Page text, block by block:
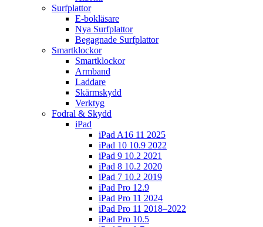
Surfplattor
E-bokläsare
Nya Surfplattor
Begagnade Surfplattor
Smartklockor
Smartklockor
Armband
Laddare
Skärmskydd
Verktyg
Fodral & Skydd
iPad
iPad A16 11 2025
iPad 10 10.9 2022
iPad 9 10.2 2021
iPad 8 10.2 2020
iPad 7 10.2 2019
iPad Pro 12.9
iPad Pro 11 2024
iPad Pro 11 2018–2022
iPad Pro 10.5